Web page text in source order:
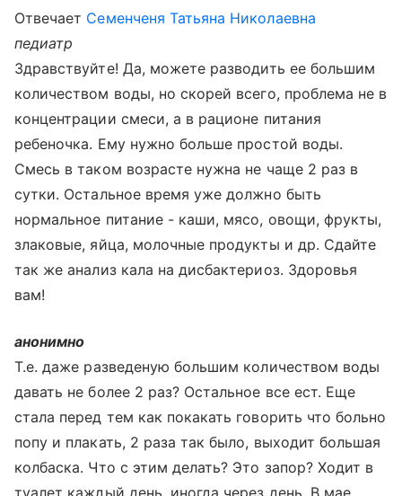
Отвечает Семенченя Татьяна Николаевна
педиатр
Здравствуйте! Да, можете разводить ее большим
количеством воды, но скорей всего, проблема не в
концентрации смеси, а в рационе питания
ребеночка. Ему нужно больше простой воды.
Смесь в таком возрасте нужна не чаще 2 раз в
сутки. Остальное время уже должно быть
нормальное питание - каши, мясо, овощи, фрукты,
злаковые, яйца, молочные продукты и др. Сдайте
так же анализ кала на дисбактериоз. Здоровья
вам!
анонимно
Т.е. даже разведеную большим количеством воды
давать не более 2 раз? Остальное все ест. Еще
стала перед тем как покакать говорить что больно
попу и плакать, 2 раза так было, выходит большая
колбаска. Что с этим делать? Это запор? Ходит в
туалет каждый день, иногда через день. В мае